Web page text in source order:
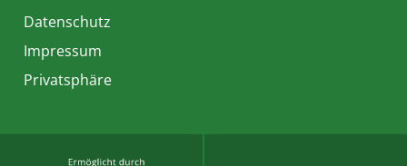
Datenschutz
Impressum
Privatsphäre